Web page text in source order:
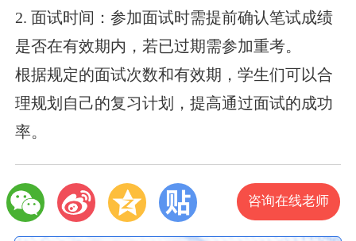
2. 面试时间：参加面试时需提前确认笔试成绩
是否在有效期内，若已过期需参加重考。
根据规定的面试次数和有效期，学生们可以合
理规划自己的复习计划，提高通过面试的成功
率。
咨询在线老师